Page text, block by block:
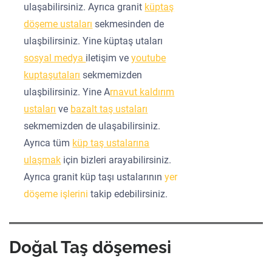
ulaşabilirsiniz. Ayrıca granit küptaş
döşeme ustaları sekmesinden de
ulaşbilirsiniz. Yine küptaş utaları
sosyal medya iletişim veyoutube
kuptaşutaları sekmemizden
ulaşbilirsiniz. Yine Arnavut kaldırım
ustaları ve bazalt taş ustaları
sekmemizden de ulaşabilirsiniz.
Ayrıca tüm küp taş ustalarına
ulaşmak için bizleri arayabilirsiniz.
Ayrıca granit küp taşı ustalarının yer
döşeme işlerini takip edebilirsiniz.
Doğal Taş döşemesi